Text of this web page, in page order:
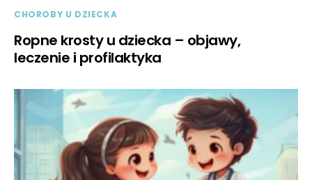
CHOROBY U DZIECKA
Ropne krosty u dziecka – objawy,
leczenie i profilaktyka